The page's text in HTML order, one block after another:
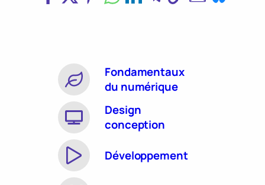
Fondamentaux
du numérique
Design
conception
Développement